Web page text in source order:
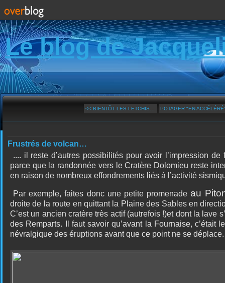
Le blog de
<< BIENTÔT LES LETCHIS… POTAGER "EN
Frustrés de volcan…
.... i l reste d’autres possibilités pour avoir l’impression
parce que la randonnée vers le Cratère Dolomieu reste
en raison de nombreux effondrements liés à l’activité
Par exemple, faites donc une petite promenade au
droite de la route en quittant la Plaine des Sables en
C’est un ancien cratère très actif (autrefois !)et dont la lave
des Remparts. Il faut savoir qu’avant la Fournaise, c’était
névralgique des éruptions avant que ce point ne se déplace.